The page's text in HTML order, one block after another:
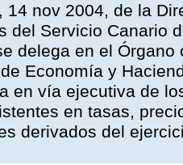
14 nov 2004, de la
del Servicio Canario
delega en el
Economía y
en vía ejecutiva de
en tasas,
derivados del